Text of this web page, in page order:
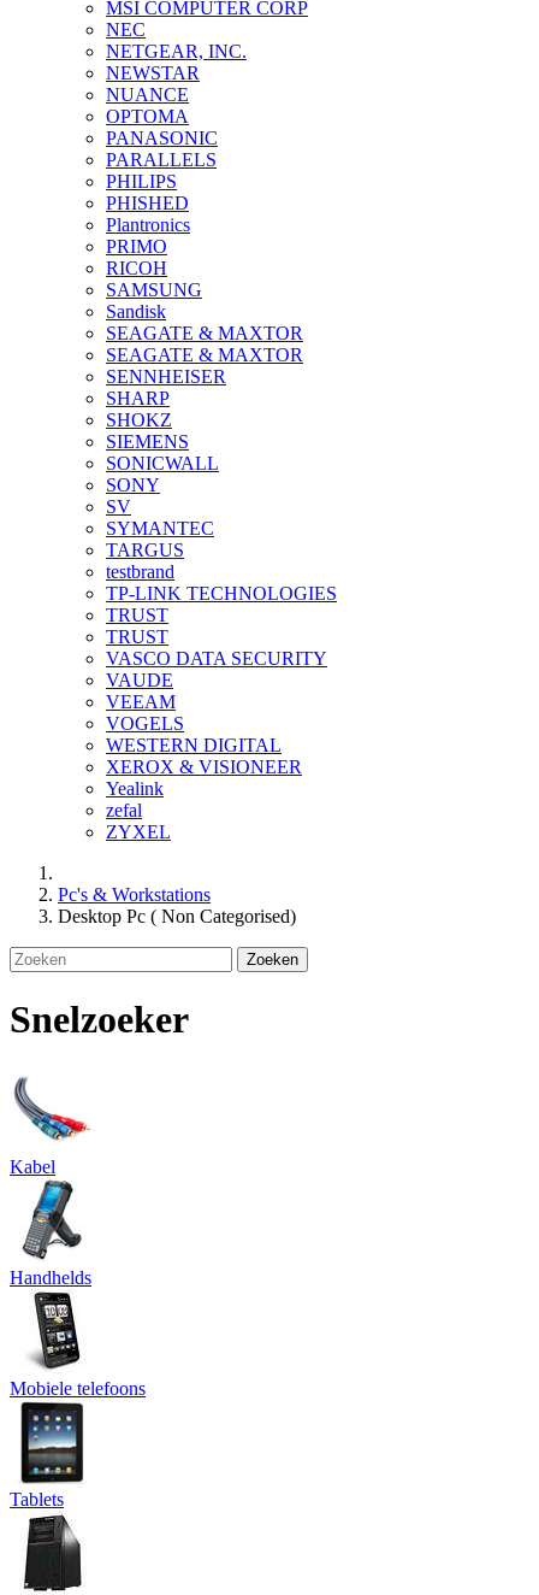
MSI COMPUTER CORP
NEC
NETGEAR, INC.
NEWSTAR
NUANCE
OPTOMA
PANASONIC
PARALLELS
PHILIPS
PHISHED
Plantronics
PRIMO
RICOH
SAMSUNG
Sandisk
SEAGATE & MAXTOR
SEAGATE & MAXTOR
SENNHEISER
SHARP
SHOKZ
SIEMENS
SONICWALL
SONY
SV
SYMANTEC
TARGUS
testbrand
TP-LINK TECHNOLOGIES
TRUST
TRUST
VASCO DATA SECURITY
VAUDE
VEEAM
VOGELS
WESTERN DIGITAL
XEROX & VISIONEER
Yealink
zefal
ZYXEL
Pc's & Workstations
Desktop Pc ( Non Categorised)
Zoeken
Snelzoeker
Kabel
Handhelds
Mobiele telefoons
Tablets